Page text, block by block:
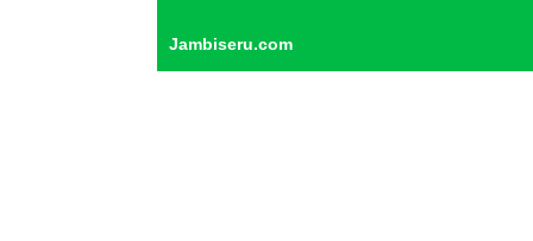
Jambiseru.com